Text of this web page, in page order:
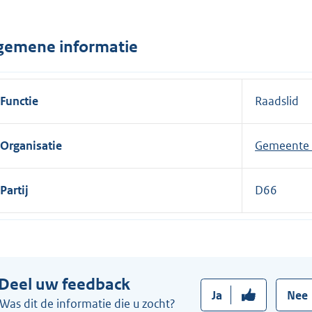
n
:
informatie
Functie Raadslid
Organisatie
Partij D66
uw feedback
Was dit de informatie die u zocht?
Ja Nee